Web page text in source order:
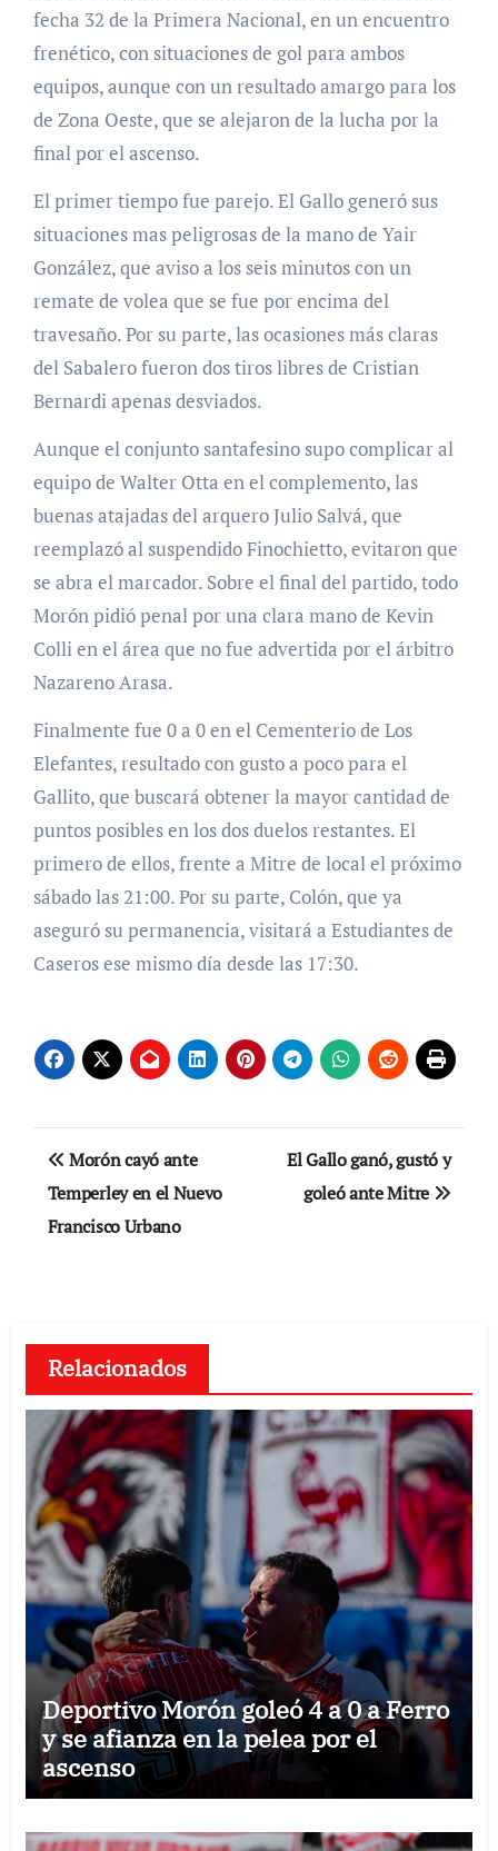
fecha 32 de la Primera Nacional, en un encuentro
frenético, con situaciones de gol para ambos
equipos, aunque con un resultado amargo para los
de Zona Oeste, que se alejaron de la lucha por la
final por el ascenso.
El primer tiempo fue parejo. El Gallo generó sus
situaciones mas peligrosas de la mano de Yair
González, que aviso a los seis minutos con un
remate de volea que se fue por encima del
travesaño. Por su parte, las ocasiones más claras
del Sabalero fueron dos tiros libres de Cristian
Bernardi apenas desviados.
Aunque el conjunto santafesino supo complicar al
equipo de Walter Otta en el complemento, las
buenas atajadas del arquero Julio Salvá, que
reemplazó al suspendido Finochietto, evitaron que
se abra el marcador. Sobre el final del partido, todo
Morón pidió penal por una clara mano de Kevin
Colli en el área que no fue advertida por el árbitro
Nazareno Arasa.
Finalmente fue 0 a 0 en el Cementerio de Los
Elefantes, resultado con gusto a poco para el
Gallito, que buscará obtener la mayor cantidad de
puntos posibles en los dos duelos restantes. El
primero de ellos, frente a Mitre de local el próximo
sábado las 21:00. Por su parte, Colón, que ya
aseguró su permanencia, visitará a Estudiantes de
Caseros ese mismo día desde las 17:30.
Navegación
de
entradas
Morón cayó ante
Temperley en el Nuevo
Francisco Urbano
El Gallo ganó, gustó y
goleó ante Mitre
Relacionados
Deportivo Morón goleó 4 a 0 a Ferro
y se afianza en la pelea por el
ascenso